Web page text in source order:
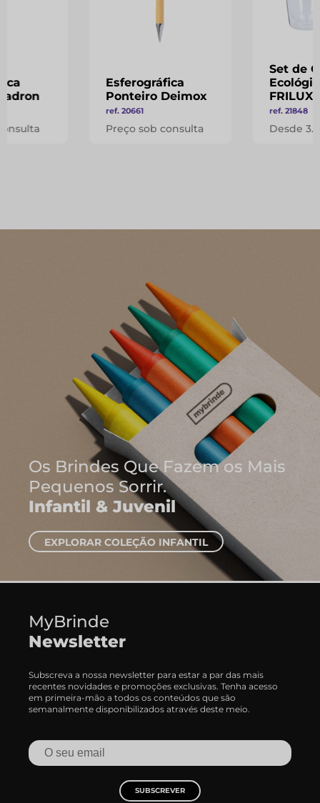
Esferográfica
Ponteiro Deimox
ref. 20661
Preço sob consulta
Set de
FRILUX
ref. 21848
Desde
os Mais
MyBrinde
Newsletter
Subscreva a nossa newsletter para estar a par das mais
recentes novidades e promoções exclusivas. Tenha acesso
em primeira-mão a todos os conteúdos que são
semanalmente disponibilizados através deste meio.
SUBSCREVER